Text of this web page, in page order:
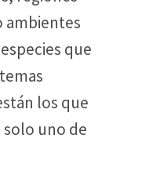
ambientes
que
los que
uno de